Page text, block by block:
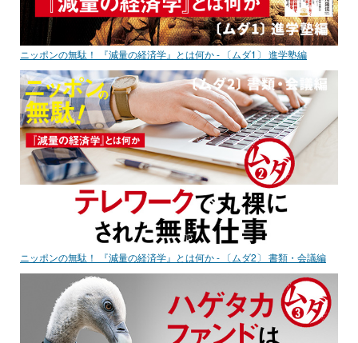
ニッポンの無駄！ 『減量の経済学』とは何か - 〔ムダ1〕 進学塾編
ニッポンの無駄！ 『減量の経済学』とは何か - 〔ムダ2〕 書類・会議編